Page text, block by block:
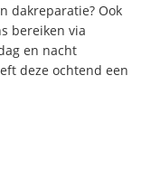
dakreparatie? Ook
bereiken via
en nacht
deze ochtend een